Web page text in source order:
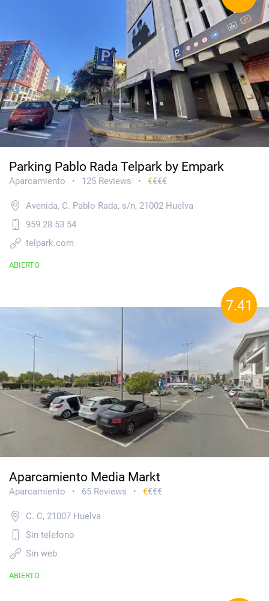
Parking Pablo Rada Telpark by Empark
Aparcamiento • 125 Reviews • €€€€
Avenida, C. Pablo Rada, s/n, 21002 Huelva
959 28 53 54
telpark.com
ABIERTO
7.41
Aparcamiento Media Markt
Aparcamiento • 65 Reviews • €€€€
C. C, 21007 Huelva
Sin telefono
Sin web
ABIERTO